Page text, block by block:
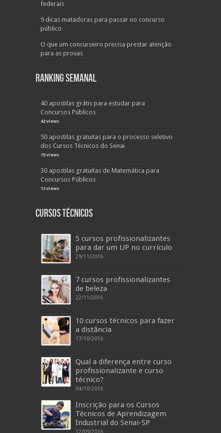
federais
9 dicas matadoras para passar no concurso
público
O que um concurseiro precisa prestar atenção
para as provas
Ranking Semanal
40 apostilas grátis para estudar para
Concursos Públicos
42 views
50 apostilas gratuitas para o processo seletivo
dos Cursos Técnicos do Senai
15 views
30 apostilas gratuitas de Matemática para
Concursos Públicos
13 views
Cursos Técnicos
5 cursos profissionalizantes
para dar um UP no currículo
29/11/2016
7 cursos profissionalizantes
de beleza
22/11/2016
10 cursos técnicos para fazer
a distância
17/10/2016
Qual a diferença entre curso
profissionalizante e curso
técnico?
04/10/2016
Inscrição para os Cursos
Técnicos de Aprendizagem
Industrial do Senai-SP